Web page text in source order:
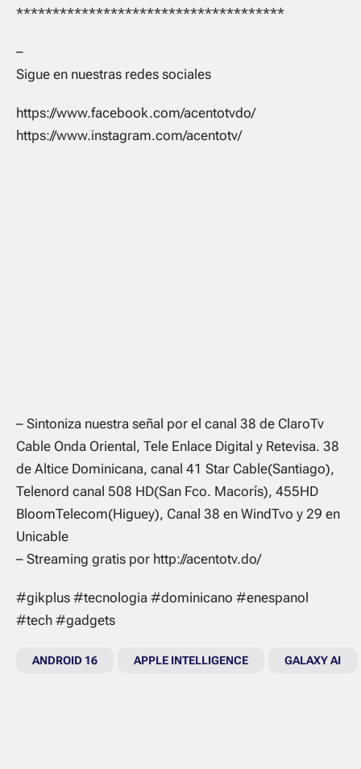
*************************************
–
Sigue en nuestras redes sociales
https://www.facebook.com/acentotvdo/
https://www.instagram.com/acentotv/
– Sintoniza nuestra señal por el canal 38 de ClaroTv
Cable Onda Oriental, Tele Enlace Digital y Retevisa. 38
de Altice Dominicana, canal 41 Star Cable(Santiago),
Telenord canal 508 HD(San Fco. Macorís), 455HD
BloomTelecom(Higuey), Canal 38 en WindTvo y 29 en
Unicable
– Streaming gratis por http://acentotv.do/
#gikplus #tecnologia #dominicano #enespanol
#tech #gadgets
ANDROID 16 APPLE INTELLIGENCE GALAXY AI